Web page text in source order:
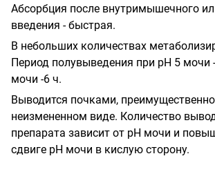
Абсорбция после внутримышечного
введения - быстрая.
В небольших количествах
Период полувыведения при pH 5 мочи
мочи -6 ч.
Выводится почками,
неизмененном виде. Количество
препарата зависит от pH мочи и
сдвиге pH мочи в кислую сторону.